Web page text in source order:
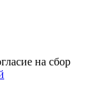
на сбор